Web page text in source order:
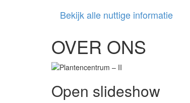
Bekijk alle nuttige informatie
OVER ONS
Open slideshow